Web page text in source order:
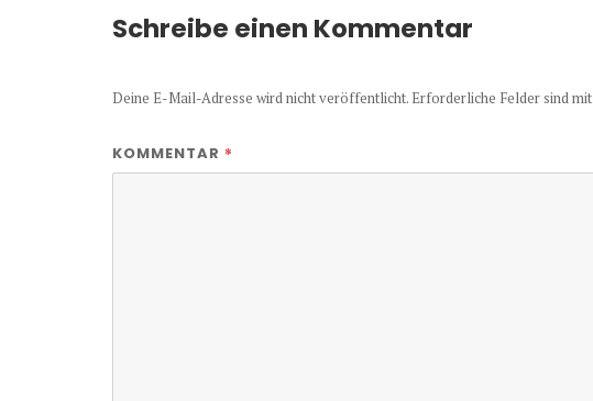
Schreibe einen Kommentar
Deine E-Mail-Adresse wird nicht veröffentlicht. Erforderliche Felder sind mit
KOMMENTAR *